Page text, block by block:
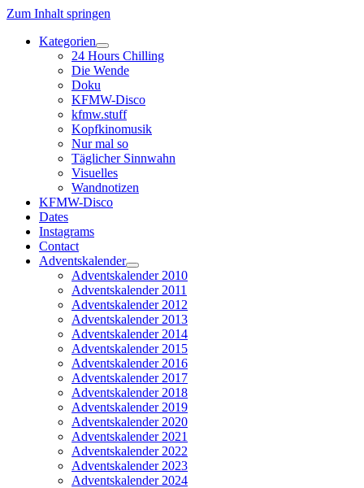
Zum Inhalt springen
Kategorien
Dropdown-
Menü
öffnen
24 Hours Chilling
Die Wende
Doku
KFMW-Disco
kfmw.stuff
Kopfkinomusik
Nur mal so
Täglicher Sinnwahn
Visuelles
Wandnotizen
KFMW-Disco
Dates
Instagrams
Contact
Adventskalender
Dropdown-
Menü
öffnen
Adventskalender 2010
Adventskalender 2011
Adventskalender 2012
Adventskalender 2013
Adventskalender 2014
Adventskalender 2015
Adventskalender 2016
Adventskalender 2017
Adventskalender 2018
Adventskalender 2019
Adventskalender 2020
Adventskalender 2021
Adventskalender 2022
Adventskalender 2023
Adventskalender 2024